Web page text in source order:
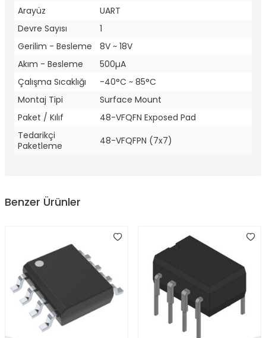
Arayüz
UART
Devre Sayısı
1
Gerilim - Besleme
8V ~ 18V
Akım - Besleme
500µA
Çalışma Sıcaklığı
-40°C ~ 85°C
Montaj Tipi
Surface Mount
Paket / Kılıf
48-VFQFN Exposed Pad
Tedarikçi
Paketleme
48-VFQFPN (7x7)
Benzer Ürünler